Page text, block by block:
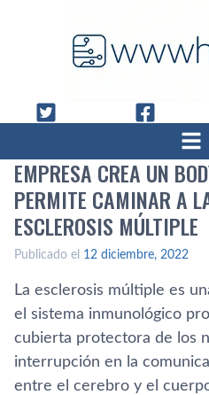
EMPRESA CREA UN
PERMITE CAMINAR A
ESCLEROSIS MÚLTIPLE
Publicado el 12 diciembre, 2022
La esclerosis múltiple es
el sistema inmunológico
cubierta protectora de los
interrupción en la
entre el cerebro y el